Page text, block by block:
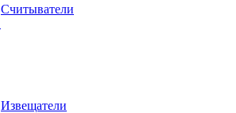
Считыватели
Извещатели